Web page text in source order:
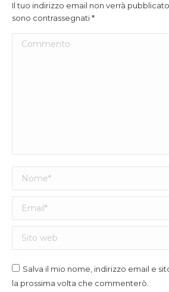
Il tuo indirizzo email non verrà
sono contrassegnati*
Commento
Nome *
Email *
Sito web
Salva il mio nome, indirizzo email e
la prossima volta che commenterò.